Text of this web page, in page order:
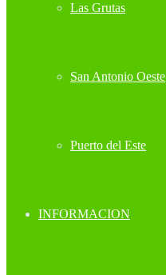
Las Grutas
San Antonio Oeste
Puerto del Este
INFORMACION